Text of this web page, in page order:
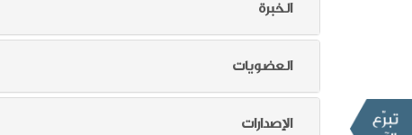
الخبرة
العضويات
الإصدارات